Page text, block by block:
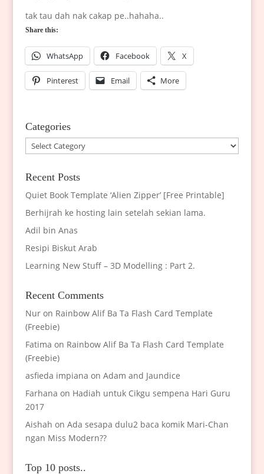
tak tau dah nak cakap pe..hahaha..
Share this:
WhatsApp Facebook X
Pinterest Email More
Categories
Categories
Recent Posts
Quiet Book Template ‘Alien Zipper’ [Free Printable]
Berhijrah ke hosting lain setelah sekian lama.
Adil bin Anas
Resipi Biskut Arab
Learning New Stuff – 3D Modelling : Part 2.
Recent Comments
Nuron Rainbow Alif Ba Ta Flash Card Template
(Freebie)
Fatima on Rainbow Alif Ba Ta Flash Card Template
(Freebie)
asfieda impiana on Adam and Jaundice
Farhana on Hadiah untuk Cikgu sempena Hari Guru
2017
Aishah on Ada sesapa dulu2 baca komik Mari-Chan
ngan Miss Modern??
Top 10 posts..